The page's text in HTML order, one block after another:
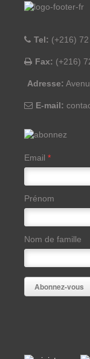
Tel: (+216)
Fax: (+216)
Adresse:
E-mail:
Email *
Prénom
Nom de famille